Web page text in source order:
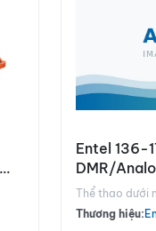
Entel 136-
DMR/
Thể thao dưới
Thương hiệu: